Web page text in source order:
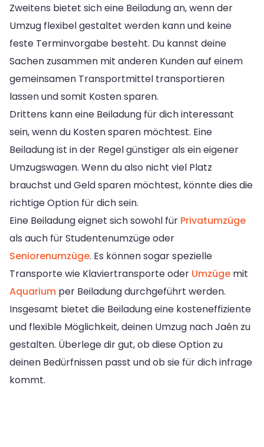
Zweitens bietet sich eine Beiladung an, wenn der
Umzug flexibel gestaltet werden kann und keine
feste Terminvorgabe besteht. Du kannst deine
Sachen zusammen mit anderen Kunden auf einem
gemeinsamen Transportmittel transportieren
lassen und somit Kosten sparen.
Drittens kann eine Beiladung für dich interessant
sein, wenn du Kosten sparen möchtest. Eine
Beiladung ist in der Regel günstiger als ein eigener
Umzugswagen. Wenn du also nicht viel Platz
brauchst und Geld sparen möchtest, könnte dies die
richtige Option für dich sein.
Eine Beiladung eignet sich sowohl für Privatumzüge
als auch für Studentenumzüge oder
Seniorenumzüge. Es können sogar spezielle
Transporte wie Klaviertransporte oder Umzüge mit
Aquarium per Beiladung durchgeführt werden.
Insgesamt bietet die Beiladung eine kosteneffiziente
und flexible Möglichkeit, deinen Umzug nach Jaén zu
gestalten. Überlege dir gut, ob diese Option zu
deinen Bedürfnissen passt und ob sie für dich infrage
kommt.